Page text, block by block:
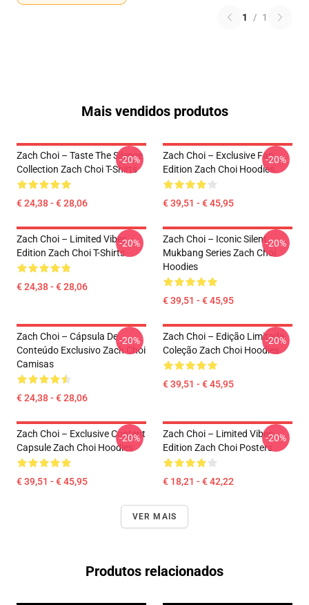
1 / 1
Mais vendidos produtos
Zach Choi – Taste The Silence
Collection Zach Choi T-Shirts
€ 24,38 - € 28,06
-20%
Zach Choi – Exclusive Fan
Edition Zach Choi Hoodies
€ 39,51 - € 45,95
-20%
Zach Choi – Limited Vibes
Edition Zach Choi T-Shirts
€ 24,38 - € 28,06
-20%
Zach Choi – Iconic Silent
Mukbang Series Zach Choi
Hoodies
€ 39,51 - € 45,95
-20%
Zach Choi – Cápsula De
Conteúdo Exclusivo Zach Choi
Camisas
€ 24,38 - € 28,06
-20%
Zach Choi – Edição Limitada
Coleção Zach Choi Hoodies
€ 39,51 - € 45,95
-20%
Zach Choi – Exclusive Content
Capsule Zach Choi Hoodies
€ 39,51 - € 45,95
-20%
Zach Choi – Limited Vibes
Edition Zach Choi Posters
€ 18,21 - € 42,22
-20%
VER MAIS
Produtos relacionados